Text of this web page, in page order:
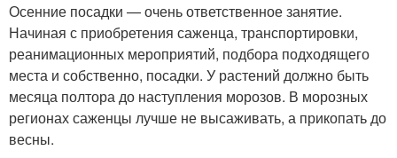
Осенние посадки — очень ответственное занятие.
Начиная с приобретения саженца, транспортировки,
реанимационных мероприятий, подбора подходящего
места и собственно, посадки. У растений должно быть
месяца полтора до наступления морозов. В морозных
регионах саженцы лучше не высаживать, а прикопать до
весны.